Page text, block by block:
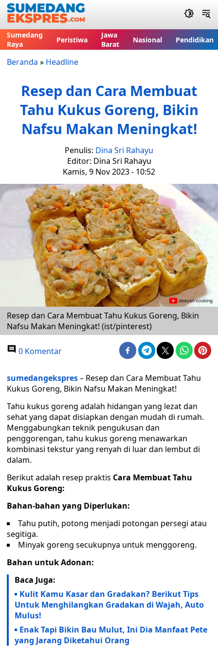
Sumedang
Raya
Peristiwa
Jawa
Barat
Nasional Pendidikan
Beranda » Headline
Resep dan Cara Membuat
Tahu Kukus Goreng, Bikin
Nafsu Makan Meningkat!
Penulis: Dina Sri Rahayu
Editor: Dina Sri Rahayu
Kamis, 9 Nov 2023 - 10:52
Resep dan Cara Membuat Tahu Kukus Goreng, Bikin
Nafsu Makan Meningkat! (ist/pinterest)
0 Komentar
sumedangekspres– Resep dan Cara Membuat Tahu
Kukus Goreng, Bikin Nafsu Makan Meningkat!
Tahu kukus goreng adalah hidangan yang lezat dan
sehat yang dapat disiapkan dengan mudah di rumah.
Menggabungkan teknik pengukusan dan
penggorengan, tahu kukus goreng menawarkan
kombinasi tekstur yang renyah di luar dan lembut di
dalam.
Berikut adalah resep praktis Cara Membuat Tahu
Kukus Goreng:
Bahan-bahan yang Diperlukan:
Tahu putih, potong menjadi potongan persegi atau
segitiga.
Minyak goreng secukupnya untuk menggoreng.
Bahan untuk Adonan:
Baca Juga:
Kulit Kamu Kasar dan Gradakan? Berikut Tips
Untuk Menghilangkan Gradakan di Wajah, Auto
Mulus!
Enak Tapi Bikin Bau Mulut, Ini Dia Manfaat Pete
yang Jarang Diketahui Orang